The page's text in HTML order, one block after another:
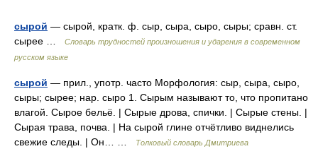
сырой — сырой, кратк. ф. сыр, сыра, сыро, сыры; сравн. ст.
сырее …
Словарь трудностей произношения и ударения в современном
русском языке
сырой — прил., употр. часто Морфология: сыр, сыра, сыро,
сыры; сырее; нар. сыро 1. Сырым называют то, что пропитано
влагой. Сырое бельё. | Сырые дрова, спички. | Сырые стены. |
Сырая трава, почва. | На сырой глине отчётливо виднелись
свежие следы. | Он… …
Толковый словарь Дмитриева